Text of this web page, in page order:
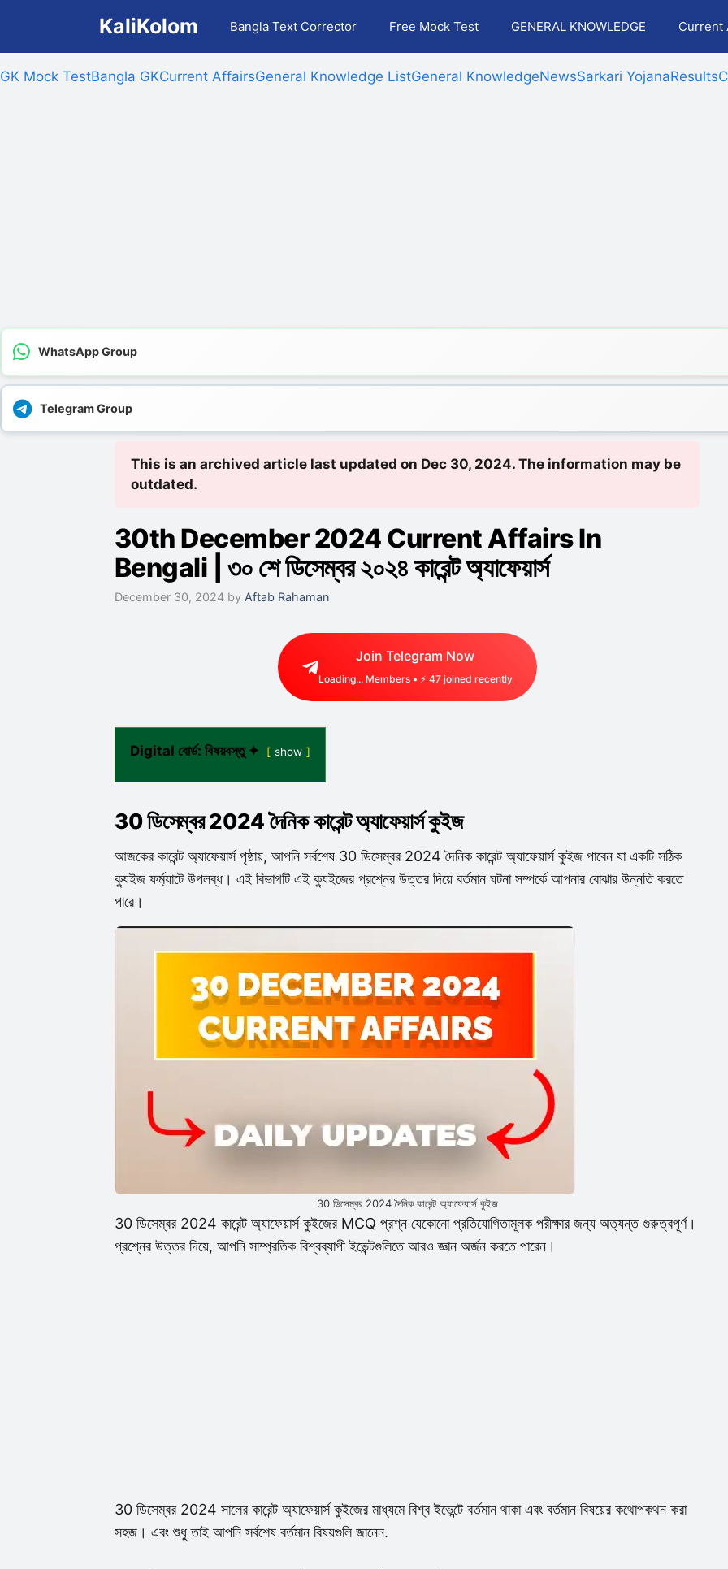
content
KaliKolom Bangla Text Corrector Free Mock Test GENERAL KNOWLEDGE Current
GK Mock TestBangla GKCurrent AffairsGeneral Knowledge ListGeneral KnowledgeNewsSarkari YojanaResults
WhatsApp Group
Telegram Group
This is an archived article last updated on Dec 30, 2024. The information may be
outdated.
30th December 2024 Current Affairs In
Bengali | ৩০ শে ডিসেম্বর ২০২৪ কারেন্ট অ্যাফেয়ার্স
December 30, 2024 by Aftab Rahaman
Join Telegram Now
Loading...Members • ⚡ 47joined recently
Digital বোর্ড: বিষয়বস্তু ✦ show
30 ডিসেম্বর 2024 দৈনিক কারেন্ট অ্যাফেয়ার্স কুইজ
আজকের কারেন্ট অ্যাফেয়ার্স পৃষ্ঠায়, আপনি সর্বশেষ 30 ডিসেম্বর 2024 দৈনিক কারেন্ট অ্যাফেয়ার্স কুইজ পাবেন যা একটি সঠিক
ক্যুইজ ফর্ম্যাটে উপলব্ধ। এই বিভাগটি এই ক্যুইজের প্রশ্নের উত্তর দিয়ে বর্তমান ঘটনা সম্পর্কে আপনার বোঝার উন্নতি করতে
পারে।
30 ডিসেম্বর 2024 দৈনিক কারেন্ট অ্যাফেয়ার্স কুইজ
30 ডিসেম্বর 2024 কারেন্ট অ্যাফেয়ার্স কুইজের MCQ প্রশ্ন যেকোনো প্রতিযোগিতামূলক পরীক্ষার জন্য অত্যন্ত গুরুত্বপূর্ণ।
প্রশ্নের উত্তর দিয়ে, আপনি সাম্প্রতিক বিশ্বব্যাপী ইভেন্টগুলিতে আরও জ্ঞান অর্জন করতে পারেন।
30 ডিসেম্বর 2024 সালের কারেন্ট অ্যাফেয়ার্স কুইজের মাধ্যমে বিশ্ব ইভেন্টে বর্তমান থাকা এবং বর্তমান বিষয়ের কথোপকথন করা
সহজ। এবং শুধু তাই আপনি সর্বশেষ বর্তমান বিষয়গুলি জানেন.